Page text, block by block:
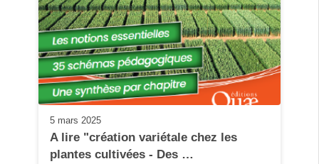
5 mars 2025
A lire "création variétale chez les
plantes cultivées - Des …